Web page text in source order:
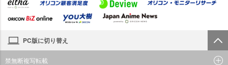
PC版に切り替え
禁無断複写転載